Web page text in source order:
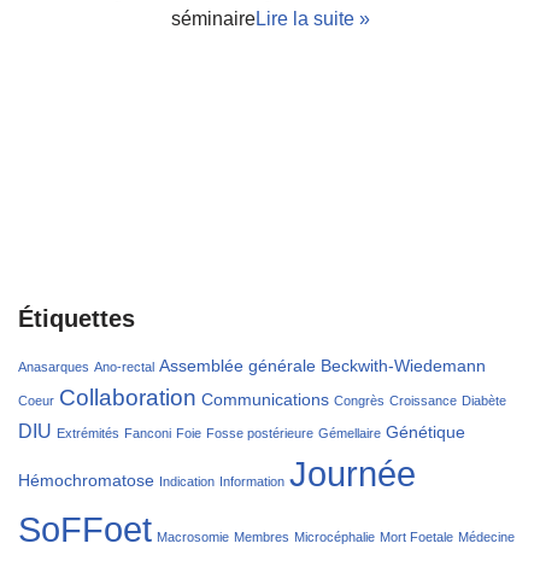
séminaireLire la suite »
Étiquettes
Anasarques Ano-rectal Assemblée générale Beckwith-Wiedemann
Coeur Collaboration Communications Congrès Croissance Diabète
DIU Extrémités Fanconi Foie Fosse postérieure Gémellaire Génétique
Hémochromatose Indication Information Journée
SoFFoet Macrosomie Membres Microcéphalie Mort Foetale Médecine